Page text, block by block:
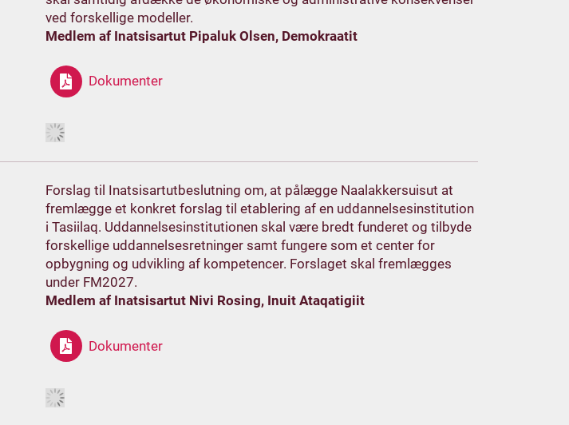
ved forskellige modeller.
Medlem af Inatsisartut Pipaluk Olsen, Demokraatit
Dokumenter
Forslag til Inatsisartutbeslutning om, at pålægge Naalakkersuisut at
fremlægge et konkret forslag til etablering af en uddannelsesinstitution
i Tasiilaq. Uddannelsesinstitutionen skal være bredt funderet og tilbyde
forskellige uddannelsesretninger samt fungere som et center for
opbygning og udvikling af kompetencer. Forslaget skal fremlægges
under FM2027.
Medlem af Inatsisartut Nivi Rosing, Inuit Ataqatigiit
Dokumenter